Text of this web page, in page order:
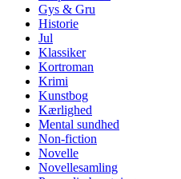
Gys & Gru
Historie
Jul
Klassiker
Kortroman
Krimi
Kunstbog
Kærlighed
Mental sundhed
Non-fiction
Novelle
Novellesamling